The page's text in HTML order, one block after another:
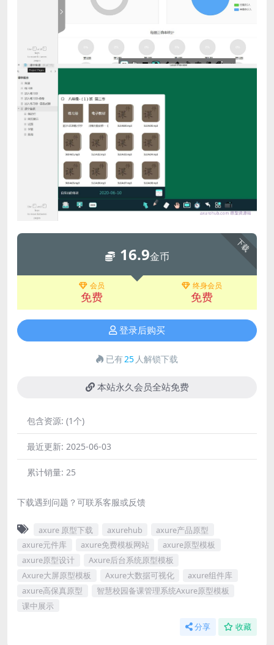
下载
16.9金币
会员
免费
终身会员
免费
登录后购买
已有25 人解锁下载
本站永久会员全站免费
包含资源: (1个)
最近更新: 2025-06-03
累计销量: 25
下载遇到问题？可联系客服或反馈
axure 原型下载 axurehub
axure产品原型
axure元件库
axure免费模板网站
axure原型模板
axure原型设计
Axure后台系统原型模板
Axure大屏原型模板
Axure大数据可视化
axure组件库
axure高保真原型
智慧校园备课管理系统Axure原型模板
课中展示
分享 收藏